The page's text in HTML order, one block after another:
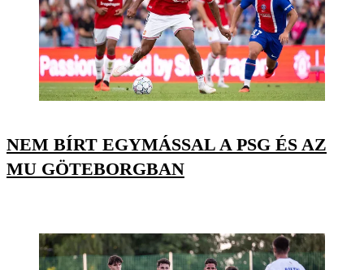
NEM BÍRT EGYMÁSSAL A PSG ÉS AZ
MU GÖTEBORGBAN